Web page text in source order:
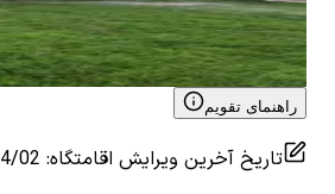
2 اتاق خواب7 نفر
۲٬۲۰۰٬۰۰۰تومان
View details for اجاره ویلا جنگلی در
راهنمای تقویم
تاریخ آخرین ویرایش اقامتگاه:
02